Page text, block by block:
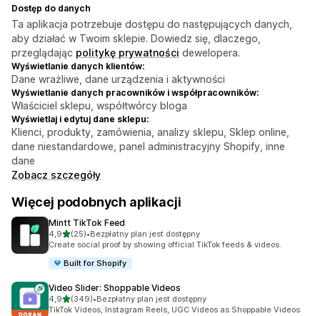
Dostęp do danych
Ta aplikacja potrzebuje dostępu do następujących danych,
aby działać w Twoim sklepie. Dowiedz się, dlaczego,
przeglądając politykę prywatności dewelopera.
Wyświetlanie danych klientów:
Dane wrażliwe, dane urządzenia i aktywności
Wyświetlanie danych pracowników i współpracowników:
Właściciel sklepu, współtwórcy bloga
Wyświetlaj i edytuj dane sklepu:
Klienci, produkty, zamówienia, analizy sklepu, Sklep online,
dane niestandardowe, panel administracyjny Shopify, inne
dane
Zobacz szczegóły
Więcej podobnych aplikacji
Mintt TikTok Feed
4,9na 5 gwiazdek
(25)
Łączna liczba recenzji: 25
•Bezpłatny plan jest dostępny
Create social proof by showing official TikTok feeds & videos.
Built for Shopify
Video Slider: Shoppable Videos
4,9na 5 gwiazdek
(349)
Łączna liczba recenzji: 349
•Bezpłatny plan jest dostępny
TikTok Videos, Instagram Reels, UGC Videos as Shoppable Videos